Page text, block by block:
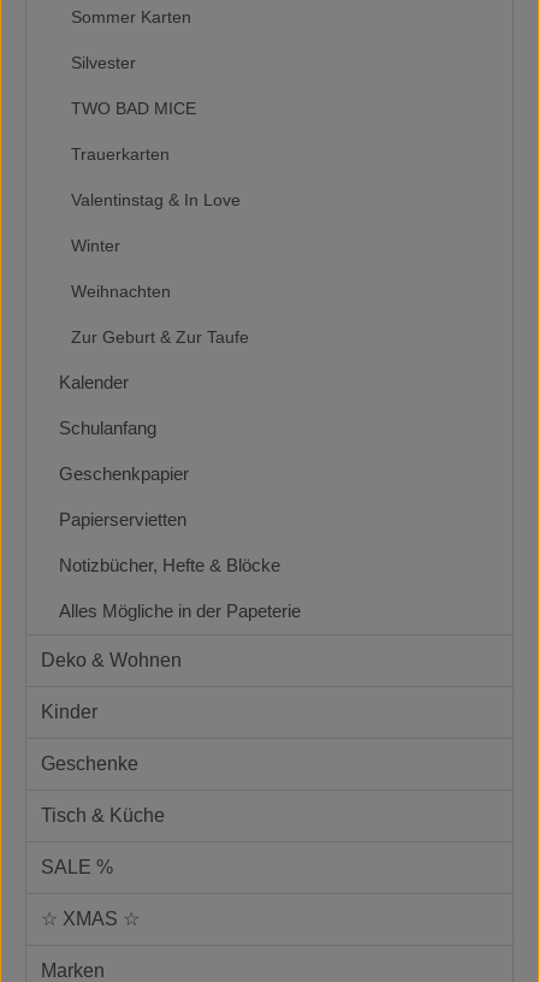
Sommer Karten
Silvester
TWO BAD MICE
Trauerkarten
Valentinstag & In Love
Winter
Weihnachten
Zur Geburt & Zur Taufe
Kalender
Schulanfang
Geschenkpapier
Papierservietten
Notizbücher, Hefte & Blöcke
Alles Mögliche in der Papeterie
Deko & Wohnen
Kinder
Geschenke
Tisch & Küche
SALE %
☆ XMAS ☆
Marken